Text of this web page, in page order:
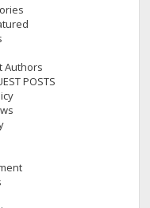
Authors
POSTS